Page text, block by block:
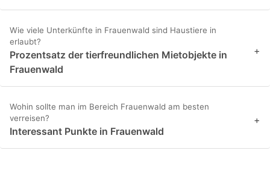
Wie viele Unterkünfte in Frauenwald sind Haustiere in
erlaubt?
Prozentsatz der tierfreundlichen Mietobjekte in
Frauenwald
+
Wohin sollte man im Bereich Frauenwald am besten
verreisen?
Interessant Punkte in Frauenwald
+